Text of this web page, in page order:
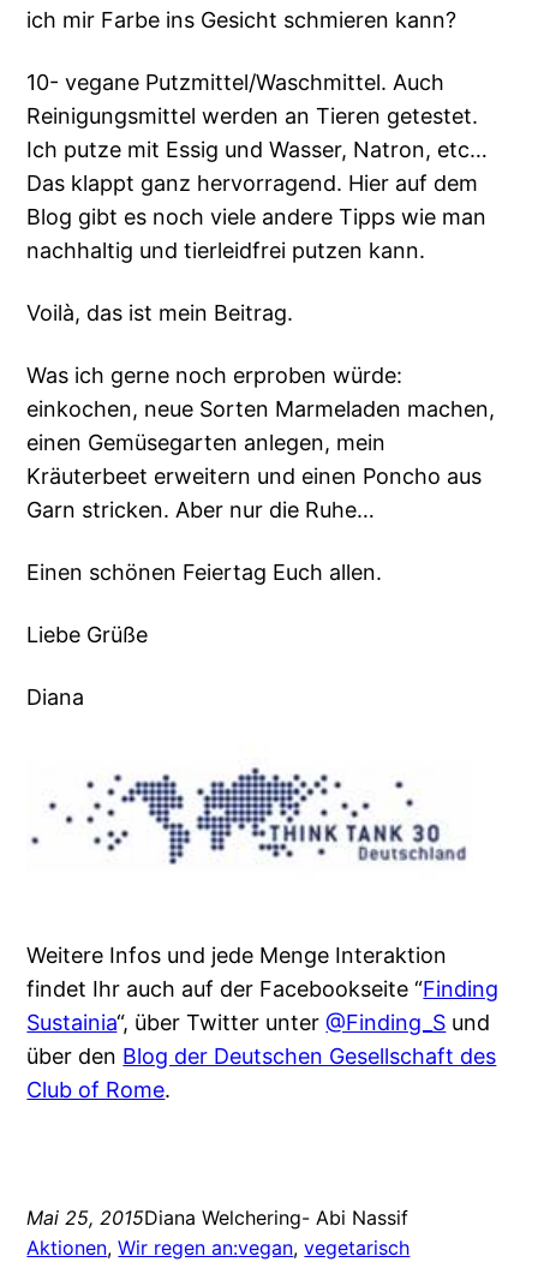
ich mir Farbe ins Gesicht schmieren kann?
10- vegane Putzmittel/Waschmittel. Auch
Reinigungsmittel werden an Tieren getestet.
Ich putze mit Essig und Wasser, Natron, etc…
Das klappt ganz hervorragend. Hier auf dem
Blog gibt es noch viele andere Tipps wie man
nachhaltig und tierleidfrei putzen kann.
Voilà, das ist mein Beitrag.
Was ich gerne noch erproben würde:
einkochen, neue Sorten Marmeladen machen,
einen Gemüsegarten anlegen, mein
Kräuterbeet erweitern und einen Poncho aus
Garn stricken. Aber nur die Ruhe…
Einen schönen Feiertag Euch allen.
Liebe Grüße
Diana
Weitere Infos und jede Menge Interaktion
findet Ihr auch auf der Facebookseite “Finding
Sustainia“, über Twitter unter@Finding_S und
über den Blog der Deutschen Gesellschaft des
Club of Rome.
Mai 25, 2015Diana Welchering- Abi Nassif
Aktionen, Wir regen an:vegan, vegetarisch